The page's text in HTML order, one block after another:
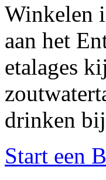
Winkelen
aan het
etalages
drinken
Start een